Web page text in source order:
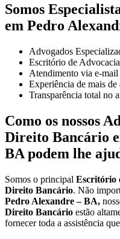
Somos
em Pedro
Advogados
Escritório de
Atendimento via e-
Experiência de mais
Transparência total no
Como os nossos
Direito Bancário
BA podem lhe
Somos o principal Escritório
Direito Bancário. Não
Pedro Alexandre – BA,
Direito Bancário estão
fornecer toda a assistência